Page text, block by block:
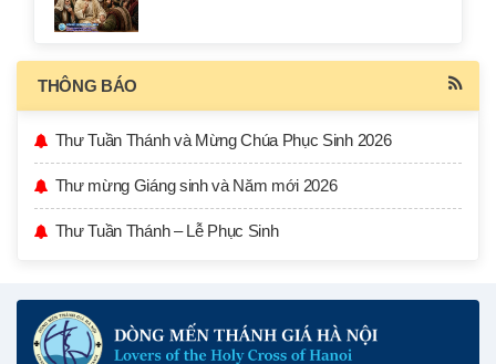
THÔNG BÁO
Thư Tuần Thánh và Mừng Chúa Phục Sinh 2026
Thư mừng Giáng sinh và Năm mới 2026
Thư Tuần Thánh – Lễ Phục Sinh